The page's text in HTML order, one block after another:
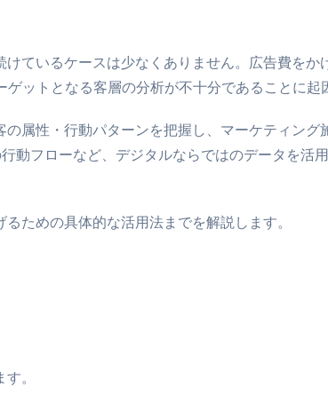
ているケースは少なくありません。広告費を
ットとなる客層の分析が不十分であることに起
属性・行動パターンを把握し、マーケティング
フローなど、デジタルならではのデータを活
ための具体的な活用法までを解説します。
。